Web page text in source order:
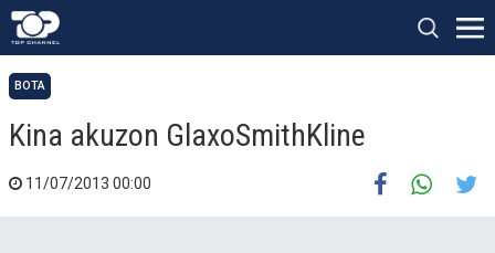
BOTA
Kina akuzon GlaxoSmithKline
11/07/2013 00:00